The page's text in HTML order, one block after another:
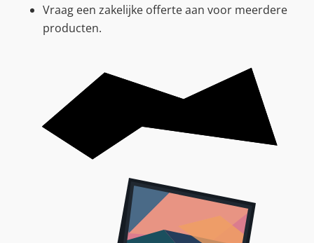
Vraag een zakelijke offerte aan voor meerdere
producten.